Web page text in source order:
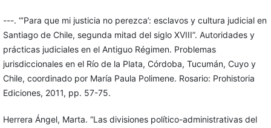
---. “‘Para que mi justicia no perezca’: esclavos y cultura judicial en
Santiago de Chile, segunda mitad del siglo XVIII”. Autoridades y
prácticas judiciales en el Antiguo Régimen. Problemas
jurisdiccionales en el Río de la Plata, Córdoba, Tucumán, Cuyo y
Chile, coordinado por María Paula Polimene. Rosario: Prohistoria
Ediciones, 2011, pp. 57-75.
Herrera Ángel, Marta. “Las divisiones político-administrativas del